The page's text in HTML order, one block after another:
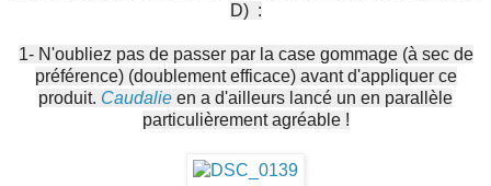
D) :
1- N'oubliez pas de passer par la case gommage (à sec de
préférence) (doublement efficace) avant d'appliquer ce
produit. Caudalie en a d'ailleurs lancé un en parallèle
particulièrement agréable !